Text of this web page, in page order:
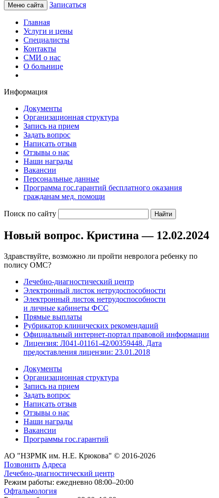
Меню сайта Записаться
Главная
Услуги и цены
Специалисты
Контакты
СМИ о нас
О больнице
Информация
Документы
Организационная структура
Запись на прием
Задать вопрос
Написать отзыв
Отзывы о нас
Наши награды
Вакансии
Персональные данные
Программа гос.гарантий бесплатного оказания
гражданам мед. помощи
Поиск по сайту
Новый вопрос. Кристина — 12.02.2024
Здравствуйте, возможно ли пройти невролога ребенку по
полису ОМС?
Лечебно-диагностический центр
Электронный листок нетрудоспособности
Электронный листок нетрудоспособности
и личные кабинеты ФСС
Прямые выплаты
Рубрикатор клинических рекомендаций
Официальный интернет-портал правовой информации
Лицензия: Л041-01161-42/00359448. Дата
предоставления лицензии: 23.01.2018
Документы
Организационная структура
Запись на прием
Задать вопрос
Написать отзыв
Отзывы о нас
Наши награды
Вакансии
Программы гос.гарантий
АО "НЗРМК им. Н.Е. Крюкова" © 2016-2026
Позвонить Адреса
Лечебно-диагностический центр
Режим работы: ежедневно 08:00–20:00
Офтальмология